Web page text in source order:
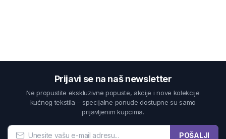
Prijavi se na naš newsletter
Ne propustite ekskluzivne popuste, akcije i nove kolekcije
kućnog tekstila – specijalne ponude dostupne su samo
prijavljenim kupcima.
POŠALJI